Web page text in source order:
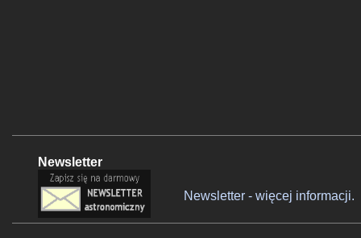
Newsletter
Newsletter - więcej informacji.